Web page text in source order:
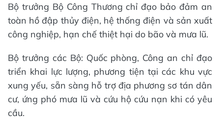
Bộ trưởng Bộ Công Thương chỉ đạo bảo đảm an
toàn hồ đập thủy điện, hệ thống điện và sản xuất
công nghiệp, hạn chế thiệt hại do bão và mưa lũ.
Bộ trưởng các Bộ: Quốc phòng, Công an chỉ đạo
triển khai lực lượng, phương tiện tại các khu vực
xung yếu, sẵn sàng hỗ trợ địa phương sơ tán dân
cư, ứng phó mưa lũ và cứu hộ cứu nạn khi có yêu
cầu.